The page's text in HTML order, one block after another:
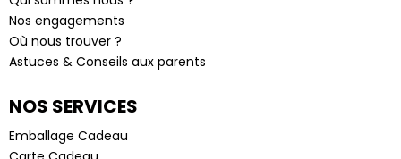
Nos engagements
Où nous trouver ?
Astuces & Conseils aux parents
NOS SERVICES
Emballage Cadeau